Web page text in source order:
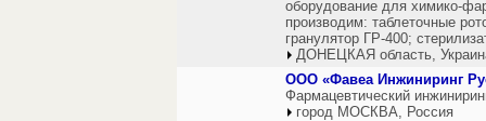
оборудование для химико-
производим: таблеточные
гранулятор ГР-400;
ДОНЕЦКАЯ область,
ООО «Фавеа Инжиниринг
Фармацевтический
город МОСКВА, Россия